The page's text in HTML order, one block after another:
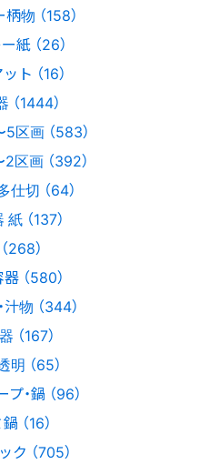
物 （158）
紙 （26）
ト （16）
（1444）
区画 （583）
区画 （392）
切 （64）
（137）
268）
（580）
物 （344）
（167）
（65）
・鍋 （96）
（16）
ク （705）